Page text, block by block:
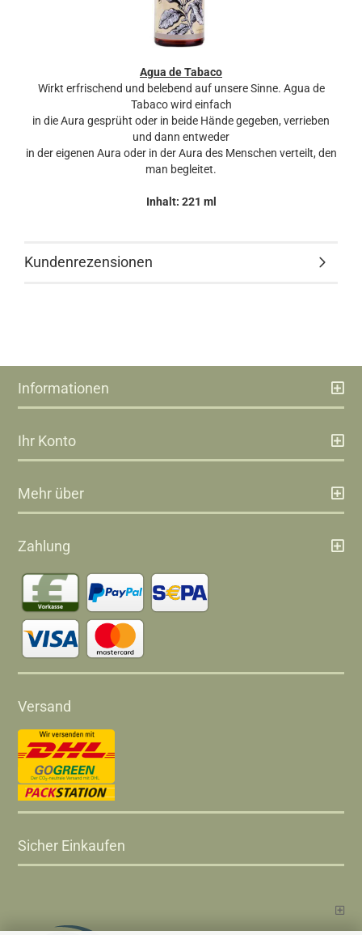
Agua de Tabaco
Wirkt erfrischend und belebend auf unsere Sinne. Agua de
Tabaco wird einfach
in die Aura gesprüht oder in beide Hände gegeben, verrieben
und dann entweder
in der eigenen Aura oder in der Aura des Menschen verteilt, den
man begleitet.
Inhalt: 221 ml
Kundenrezensionen
Informationen
Ihr Konto
Mehr über
Zahlung
Versand
Sicher Einkaufen